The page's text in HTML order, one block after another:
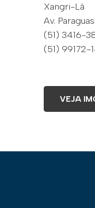
Xangri-Lá
Av.
(51) 3416-
(51) 99172-
VEJA